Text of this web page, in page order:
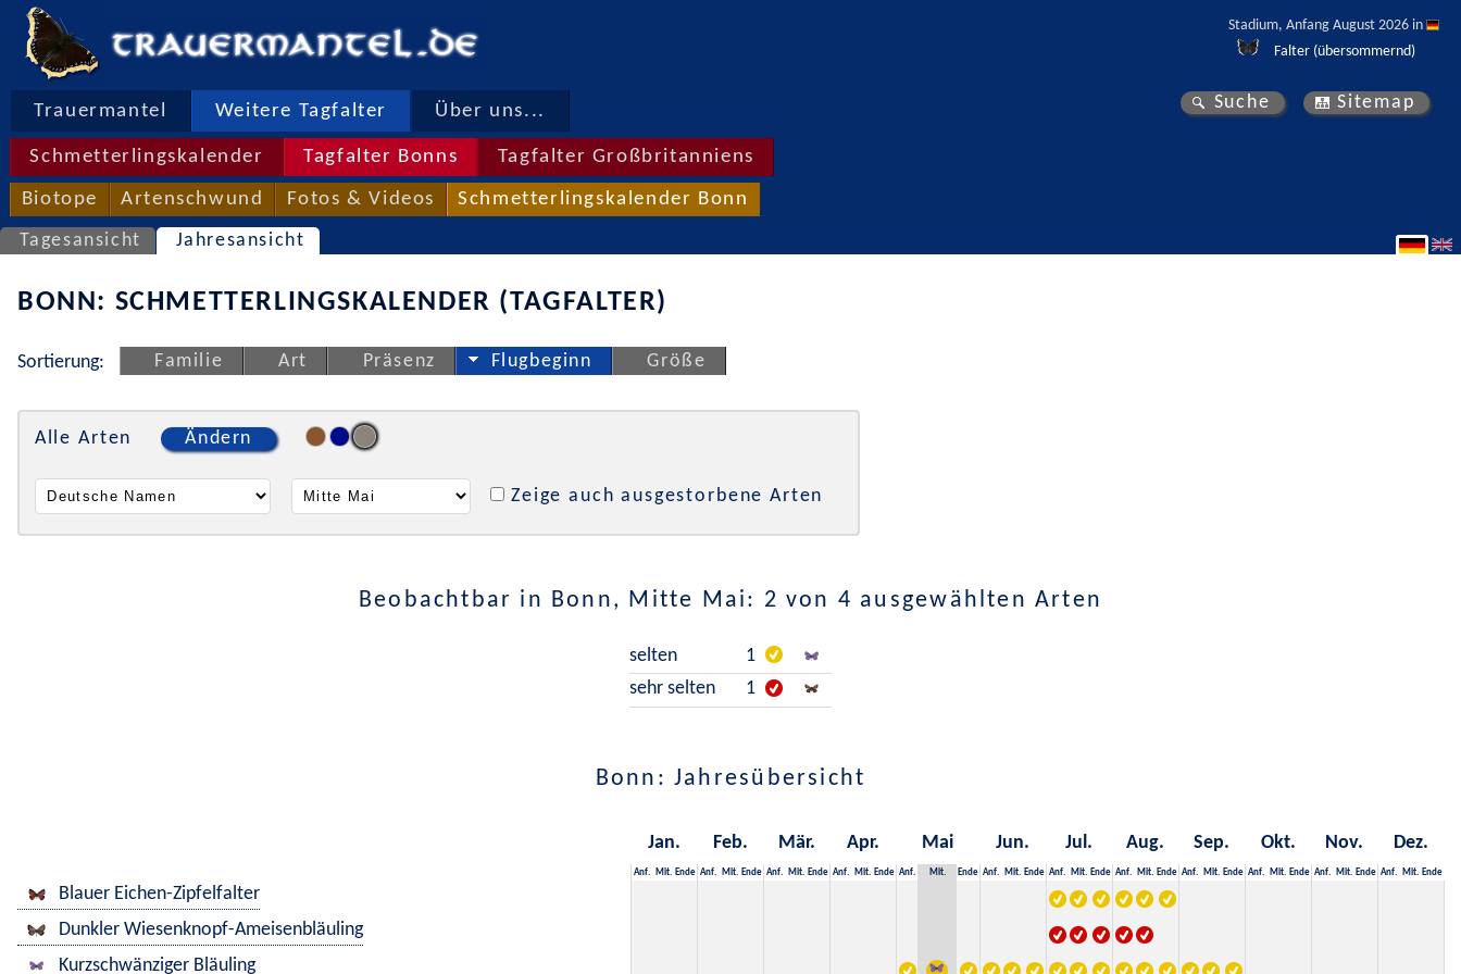
Stadium, Anfang August 2026 in
Falter (übersommernd)
Trauermantel Weitere Tagfalter Über uns...
Schmetterlingskalender Tagfalter Bonns Tagfalter Großbritanniens
Biotope Artenschwund Fotos & Videos Schmetterlingskalender Bonn
Suche Sitemap
Tagesansicht Jahresansicht
BONN: SCHMETTERLINGSKALENDER (TAGFALTER)
Sortierung: Familie Art Präsenz Flugbeginn Größe
Alle Arten Ändern
Zeige auch ausgestorbene Arten
Beobachtbar in Bonn, Mitte Mai: 2 von 4 ausgewählten Arten
selten
1
sehr selten
1
Bonn: Jahresübersicht
Jan. Feb. Mär. Apr. Mai Jun. Jul. Aug. Sep. Okt. Nov. Dez.
Anf. Mit. Ende Anf. Mit. Ende Anf. Mit. Ende Anf. Mit. Ende Anf. Mit. Ende Anf. Mit. Ende Anf. Mit. Ende Anf. Mit. Ende Anf. Mit. Ende Anf. Mit. Ende Anf. Mit. Ende Anf. Mit. Ende
Blauer Eichen-Zipfelfalter
Dunkler Wiesenknopf-Ameisenbläuling
Kurzschwänziger Bläuling